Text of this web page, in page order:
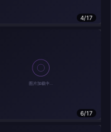
4/17
6/17